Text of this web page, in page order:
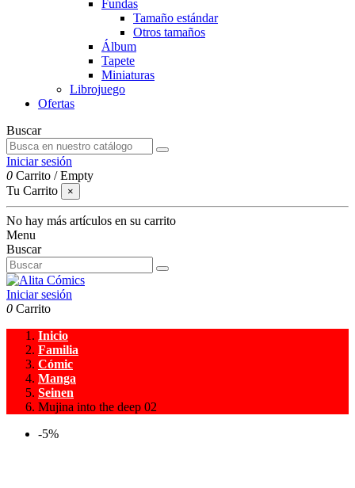
Fundas
Tamaño estándar
Otros tamaños
Álbum
Tapete
Miniaturas
Librojuego
Ofertas
Buscar
Iniciar sesión
0 Carrito /Empty
Tu Carrito
×
No hay más artículos en su carrito
Menu
Buscar
Iniciar sesión
0 Carrito
Inicio
Familia
Cómic
Manga
Seinen
Mujina into the deep 02
-5%